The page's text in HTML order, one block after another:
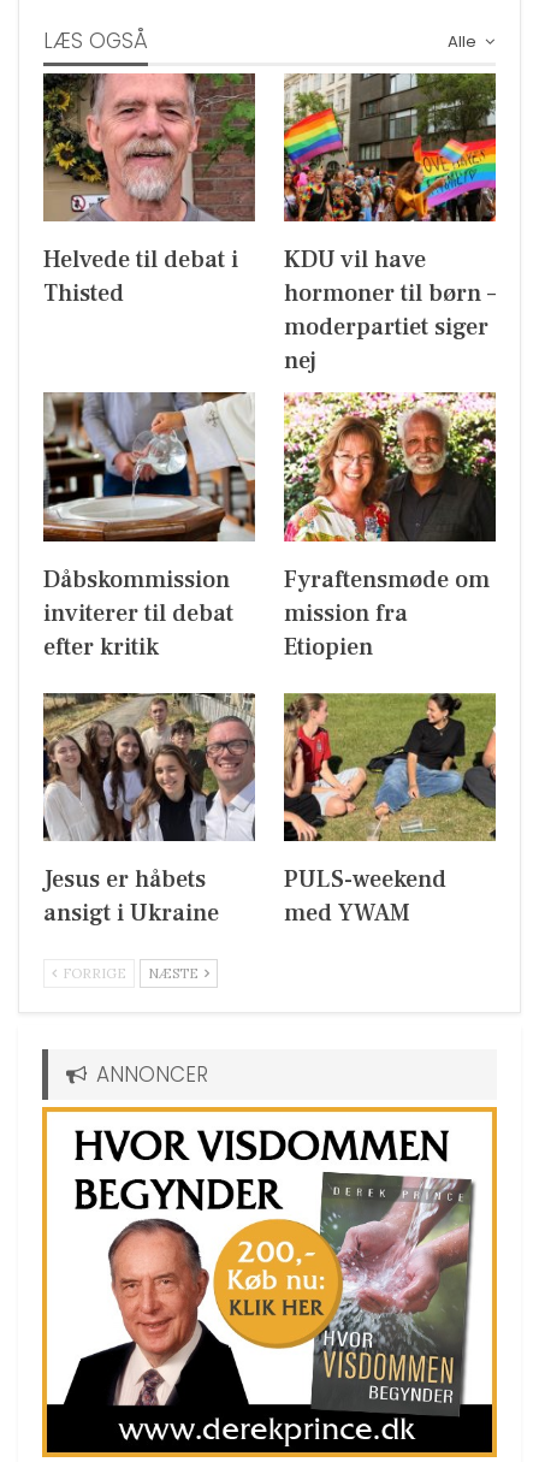
Alle
LÆS OGSÅ
Helvede til debat i
Thisted
KDU vil have
hormoner til børn –
moderpartiet siger
nej
Dåbskommission
inviterer til debat
efter kritik
Fyraftensmøde om
mission fra
Etiopien
Jesus er håbets
ansigt i Ukraine
PULS-weekend
med YWAM
FORRIGE NÆSTE
ANNONCER